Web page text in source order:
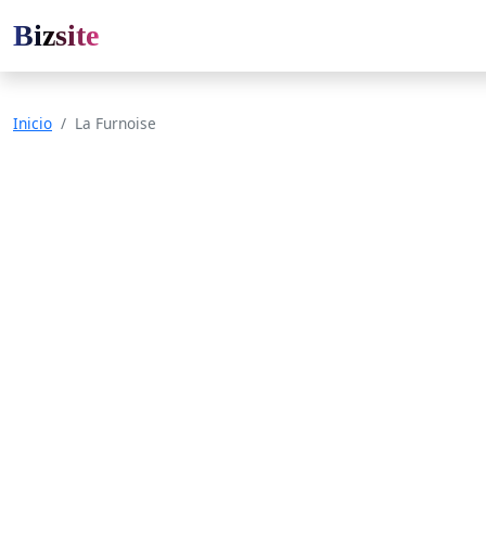
Bizsite
Inicio La Furnoise